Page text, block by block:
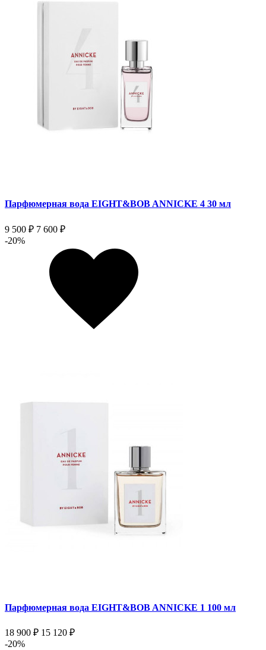
Парфюмерная вода EIGHT&BOB ANNICKE 4 30 мл
9 500 ₽ 7 600 ₽
-20%
Парфюмерная вода EIGHT&BOB ANNICKE 1 100 мл
18 900 ₽ 15 120 ₽
-20%